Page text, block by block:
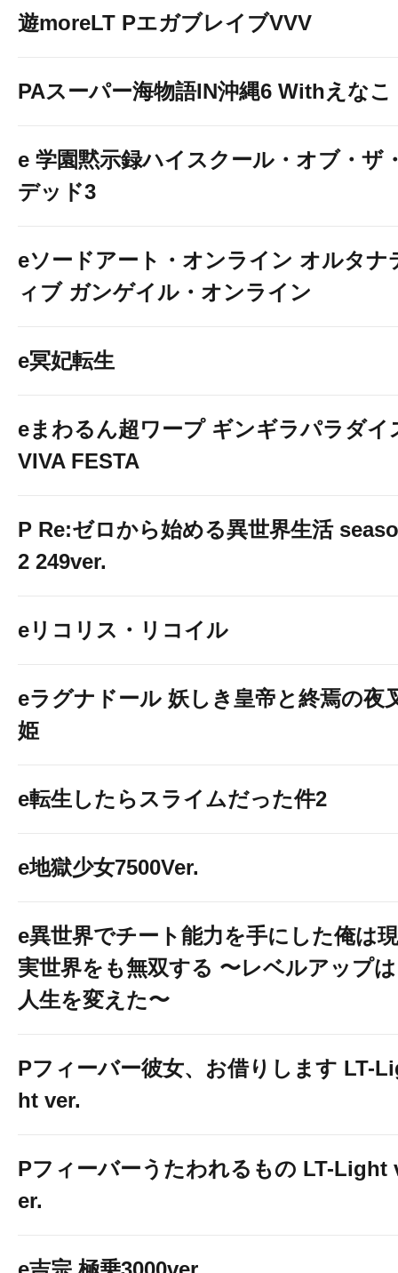
遊moreLT PエガブレイブVVV
PAスーパー海物語IN沖縄6 Withえなこ
e 学園黙示録ハイスクール・オブ・ザ
デッド3
eソードアート・オンライン オルタナ
ィブ ガンゲイル・オンライン
e冥妃転生
eまわるん超ワープ ギンギラパラダイ
VIVA FESTA
P Re:ゼロから始める異世界生活
2 249ver.
eリコリス・リコイル
eラグナドール 妖しき皇帝と終焉の夜
姫
e転生したらスライムだった件2
e地獄少女7500Ver.
e異世界でチート能力を手にした俺は現
実世界をも無双する 〜レベルアップは
人生を変えた〜
Pフィーバー彼女、お借りします LT-
ht ver.
Pフィーバーうたわれるもの LT-Light
er.